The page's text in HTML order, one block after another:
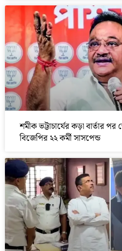
শমীক ভট্টাচার্যের কড়া বার্তার
বিজেপির ২২ কর্মী সাসপেন্ড